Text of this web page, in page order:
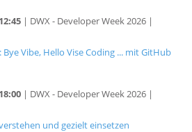
| DWX - Developer Week 2026 |
Vibe, Hello Vise Coding ... mit GitHub
| DWX - Developer Week 2026 |
und gezielt einsetzen